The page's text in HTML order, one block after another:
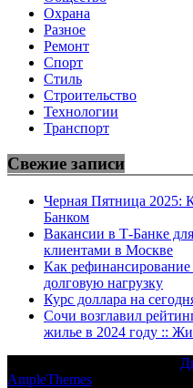
Охрана
Разное
Ремонт
Спорт
Стиль
Строительство
Технологии
Транспорт
Свежие записи
Черная Пятница 2025:
Банком
Вакансии в Т-Банке
клиентами в Москве
Как
долговую нагрузку
Курс доллара на
Сочи возглавил
жилье в 2024 году ::
AmpleThemes